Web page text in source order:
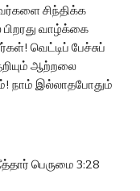
வாழ்க்கை
வெட்டிப் பேச்சுப்
ஆற்றலை
நாம் இல்லாதபோதும்
பெருமை 3:28